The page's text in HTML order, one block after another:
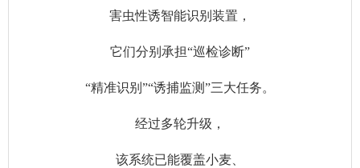
害虫性诱智能识别装置，
它们分别承担“巡检诊断”
“精准识别”“诱捕监测”三大任务。
经过多轮升级，
该系统已能覆盖小麦、